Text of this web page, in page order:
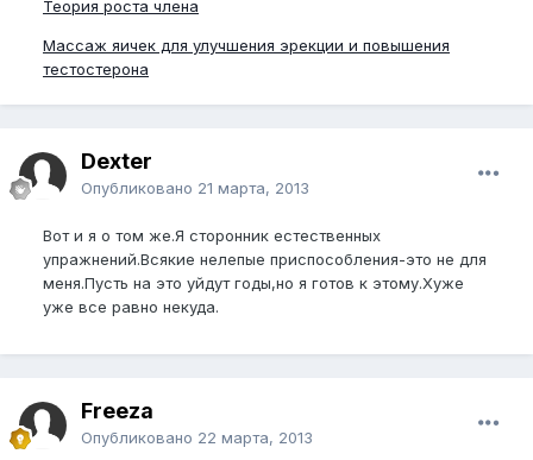
Теория роста члена
Массаж яичек для улучшения эрекции и повышения
тестостерона
Dexter
Опубликовано 21 марта, 2013
Вот и я о том же.Я сторонник естественных
упражнений.Всякие нелепые приспособления-это не для
меня.Пусть на это уйдут годы,но я готов к этому.Хуже
уже все равно некуда.
Freeza
Опубликовано 22 марта, 2013